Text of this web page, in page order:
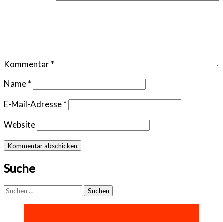
Kommentar*
Name*
E-Mail-Adresse*
Website
Suche
Suchen
nach: